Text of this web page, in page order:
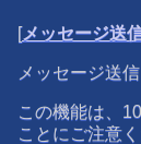
[メッセージ送
メッセージ送
この機能は、
ことにご注意く